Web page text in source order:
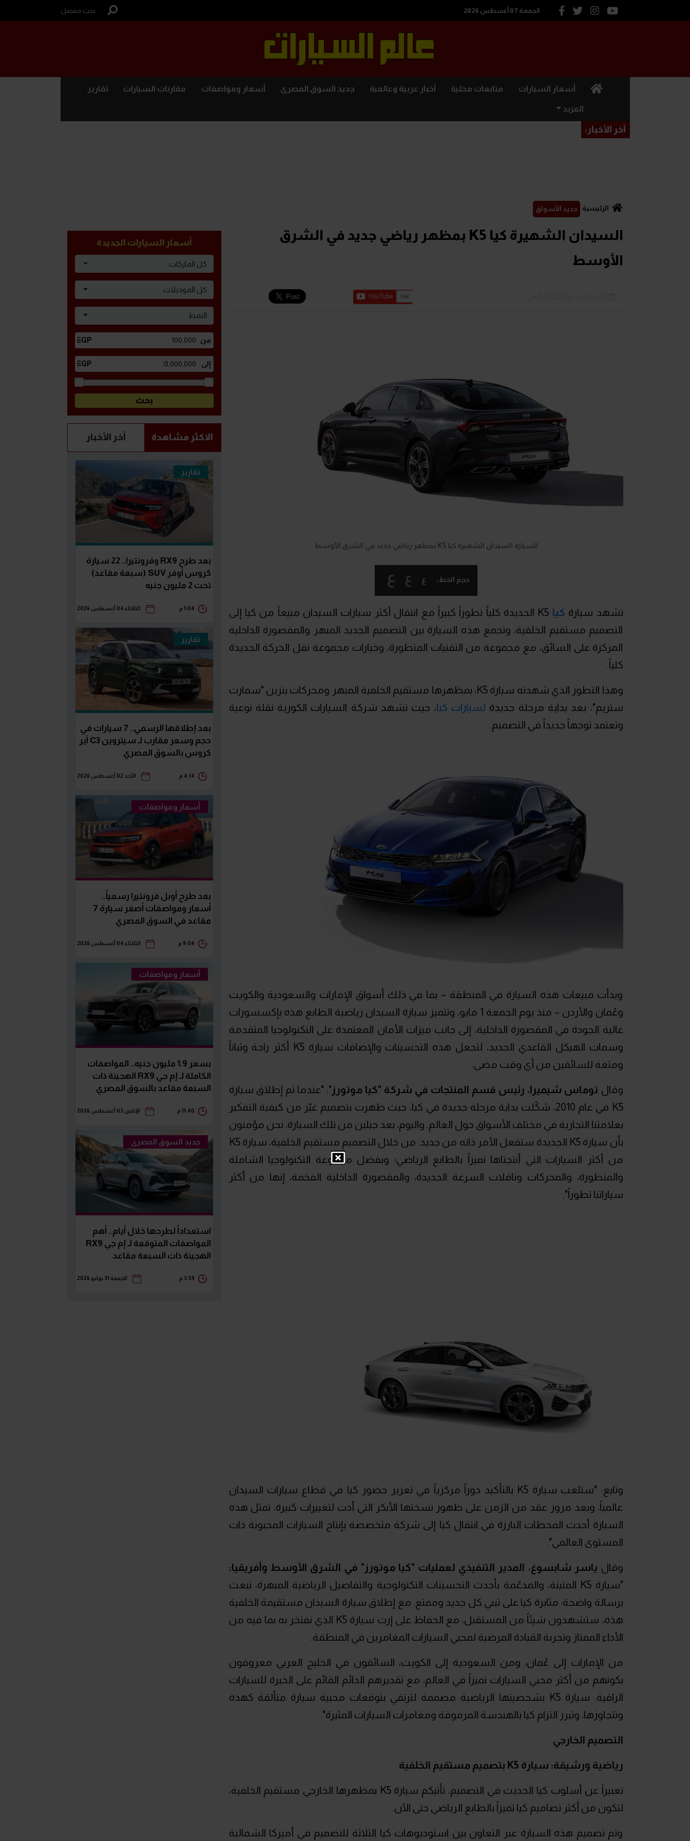
الجمعة 07 أغسطس 2026 بحث مفصل
(current) أسعار السيارات متابعات محلية أخبار عربية وعالمية جديد السوق المصرى أسعار ومواصفات مقارنات السيارات تقارير
المزيد
آخر الأخبار:
الرئيسية جديد الأسواق
السيدان الشهيرة كيا K5 بمظهر رياضي جديد في الشرق
الأوسط
السيارة السيدان الشهيرة كيا K5 بمظهر رياضي جديد في الشرق الأوسط
حجم الخط: ع ع ع
تشهد سيارة كيا
K5 الجديدة كلياً تطوراً كبيراً مع انتقال أكثر سيارات السيدان مبيعاً من كيا إلى
التصميم مستقيم الخلفية، وتجمع هذه السيارة بين التصميم الجديد المبهر والمقصورة الداخلية
المركزة على السائق، مع مجموعة من التقنيات المتطورة، وخيارات مجموعة نقل الحركة الجديدة
كلياً.
وهذا التطور الذي شهدته سيارة K5، بمظهرها مستقيم الخلفية المبهر ومحركات بنزين "سمارت
ستريم"، يعد بداية مرحلة جديدة لسيارات كيا، حيث تشهد شركة السيارات الكورية نقلة نوعية
وتعتمد توجهاً جديداً في التصميم.
وبدأت مبيعات هذه السيارة في المنطقة – بما في ذلك أسواق الإمارات والسعودية والكويت
وعُمان والأردن – منذ يوم الجمعة 1 مايو، وتتميز سيارة السيدان رياضية الطابع هذه بإكسسورات
عالية الجودة في المقصورة الداخلية، إلى جانب ميزات الأمان المعتمدة على التكنولوجيا المتقدمة
وسمات الهيكل القاعدي الجديد، لتجعل هذه التحسينات والإضافات سيارة K5 أكثر راحة وثباتاً
ومتعة للسائقين من أي وقت مضى.
وقال توماس شيميرا، رئيس قسم المنتجات في شركة "كيا موتورز ": "عندما تم إطلاق سيارة
K5 في عام 2010، شكّلت بداية مرحلة جديدة في كيا، حيث ظهرت بتصميم غيّر من كيفية التفكير
بعلامتنا التجارية في مختلف الأسواق حول العالم. واليوم، بعد جيلين من تلك السيارة، نحن مؤمنون
بأن سيارة K5 الجديدة ستفعل الأمر ذاته من جديد. من خلال التصميم مستقيم الخلفية، سيارة K5
من أكثر السيارات التي أنتجناها تميزاً بالطابع الرياضي؛ وبفضل مجموعة التكنولوجيا الشاملة
والمتطورة، والمحركات وناقلات السرعة الجديدة، والمقصورة الداخلية الفخمة، إنها من أكثر
سياراتنا تطوراً".
وتابع: "ستلعب سيارة K5 بالتأكيد دوراً مركزياً في تعزيز حضور كيا في قطاع سيارات السيدان
عالمياً، وبعد مرور عقد من الزمن على ظهور نسختها الأبكر التي أدت لتغييرات كبيرة، تمثل هذه
السيارة أحدث المحطات البارزة في انتقال كيا إلى شركة متخصصة بإنتاج السيارات المحبوبة ذات
المستوى العالمي".
وقال ياسر شابسوغ، المدير التنفيذي لعمليات "كيا موتورز" في الشرق الأوسط وأفريقيا:
"سيارة K5 المتينة، والمدعّمة بأحدث التحسينات التكنولوجية والتفاصيل الرياضية المبهرة، تبعث
برسالة واضحة: مثابرة كيا على تبني كل جديد وممتع. مع إطلاق سيارة السيدان مستقيمة الخلفية
هذه، ستشهدون شيئاً من المستقبل، مع الحفاظ على إرث سيارة K5 الذي نفتخر به بما فيه من
الأداء الممتاز وتجربة القيادة المرضية لمحبي السيارات المغامرين في المنطقة.
من الإمارات إلى عُمان، ومن السعودية إلى الكويت، السائقون في الخليج العربي معروفون
بكونهم من أكثر محبي السيارات تميزاً في العالم، مع تقديرهم الدائم القائم على الخبرة للسيارات
الراقية. سيارة K5 بشخصيتها الرياضية مصممة لترتقي بتوقعات محبية سيارة متألقة كهذه
وتتجاوزها، وتبرز التزام كيا بالهندسة المرموقة ومغامرات السيارات المثيرة".
التصميم الخارجي
رياضية ورشيقة: سيارة K5 بتصميم مستقيم الخلفية
تعبيراً عن أسلوب كيا الحديث في التصميم، تأتيكم سيارة K5 بمظهرها الخارجي مستقيم الخلفية،
لتكون من أكثر تصاميم كيا تميزاً بالطابع الرياضي حتى الآن.
وتم تصميم هذه السيارة عبر التعاون بين استوديوهات كيا الثلاثة للتصميم في أميركا الشمالية
أسعار السيارات الجديدة
كل الماركات
كل الموديلات
النمط
الاكثر مشاهدة آخر الأخبار
تقارير
بعد طرح RX9 وفرونتيرا.. 22 سيارة
كروس أوفر SUV (سبعة مقاعد)
تحت 2 مليون جنيه
1:04 م الثلاثاء 04 أغسطس 2026
تقارير
بعد إطلاقها الرسمي.. 7 سيارات في
حجم وسعر مقارب لـ سيتروين C3 آير
كروس بالسوق المصري
4:14 م الأحد 02 أغسطس 2026
أسعار ومواصفات
بعد طرح أوبل فرونتيرا رسمياً..
أسعار ومواصفات أصغر سيارة 7
مقاعد في السوق المصري
9:04 م الثلاثاء 04 أغسطس 2026
أسعار ومواصفات
بسعر 1.9 مليون جنيه.. المواصفات
الكاملة لـ إم جي RX9 الهجينة ذات
السبعة مقاعد بالسوق المصري
11:40 م الإثنين 03 أغسطس 2026
جديد السوق المصرى
استعداداً لطرحها خلال أيام.. أهم
المواصفات المتوقعة لـ إم جي RX9
الهجينة ذات السبعة مقاعد
3:59 م الجمعة 31 يوليو 2026